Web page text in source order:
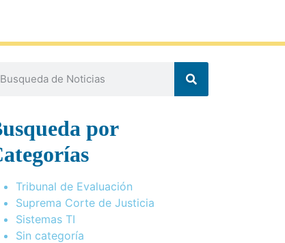
por
Tribunal de Evaluación
Suprema Corte de Justicia
Sistemas TI
Sin categoría